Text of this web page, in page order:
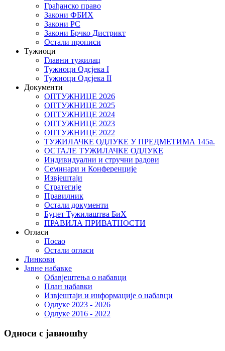
Грађанско право
Закони ФБИХ
Закони РС
Закони Брчко Дистрикт
Остали прописи
Тужиоци
Главни тужилац
Тужиоци Oдсјекa I
Тужиоци Oдсјекa II
Документи
ОПТУЖНИЦЕ 2026
ОПТУЖНИЦЕ 2025
ОПТУЖНИЦЕ 2024
ОПТУЖНИЦЕ 2023
ОПТУЖНИЦЕ 2022
ТУЖИЛАЧКЕ ОДЛУКЕ У ПРЕДМЕТИМА 145а.
ОСТАЛЕ ТУЖИЛАЧКЕ ОДЛУКЕ
Индивидуални и стручни радови
Семинари и Конференције
Извјештаји
Стратегије
Правилник
Остали документи
Буџет Тужилаштва БиХ
ПРАВИЛА ПРИВАТНОСТИ
Огласи
Посао
Остали огласи
Линкови
Јавне набавке
Обавјештења о набавци
План набавки
Извјештаји и информације о набавци
Одлуке 2023 - 2026
Одлуке 2016 - 2022
Односи с јавношћу